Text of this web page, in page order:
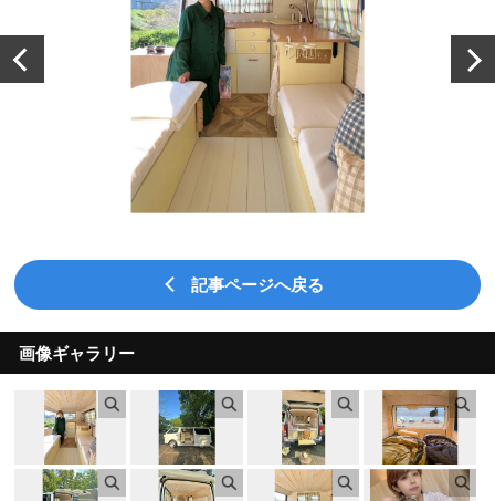
記事ページへ戻る
画像ギャラリー